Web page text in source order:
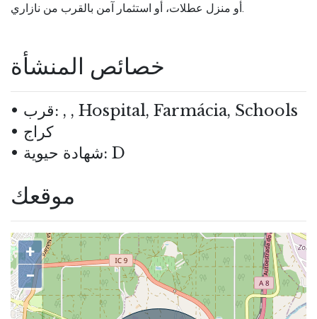
أو منزل عطلات، أو استثمار آمن بالقرب من نازاري.
خصائص المنشأة
قرب: , , Hospital, Farmácia, Schools
كراج
شهادة حيوية: D
موقعك
+
−